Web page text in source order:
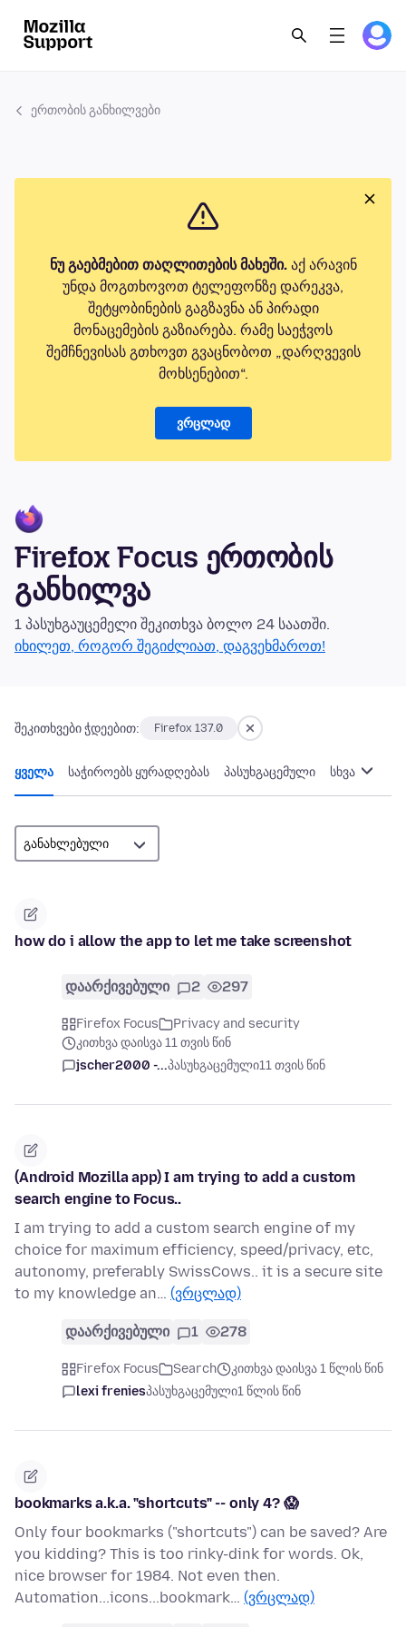
ერთობის განხილვები
ნუ გაებმებით თაღლითების მახეში.აქ არავინ
უნდა მოგთხოვოთ ტელეფონზე დარეკვა,
შეტყობინების გაგზავნა ან პირადი
მონაცემების გაზიარება. რამე საეჭვოს
შემჩნევისას გთხოვთ გვაცნობოთ „დარღვევის
მოხსენებით“.
ვრცლად
Firefox Focus ერთობის
განხილვა
1 პასუხგაუცემელი შეკითხვა ბოლო 24 საათში.
იხილეთ, როგორ შეგიძლიათ, დაგვეხმაროთ!
შეკითხვები ჭდეებით: Firefox 137.0
ყველა საჭიროებს ყურადღებას პასუხგაცემული სხვა
how do i allow the app to let me take screenshot
დაარქივებული 2 297
Firefox Focus
Privacy and security
კითხვა დაისვა 11 თვის წინ
jscher2000 -...პასუხგაცემული11 თვის წინ
(Android Mozilla app) I am trying to add a custom
search engine to Focus..
I am trying to add a custom search engine of my
choice for maximum efficiency, speed/privacy, etc,
autonomy, preferably SwissCows.. it is a secure site
to my knowledge an… (ვრცლად)
დაარქივებული 1 278
Firefox Focus Search
კითხვა დაისვა 1 წლის წინ
lexi freniesპასუხგაცემული1 წლის წინ
bookmarks a.k.a. "shortcuts" -- only 4? 😱
Only four bookmarks ("shortcuts") can be saved? Are
you kidding? This is too rinky-dink for words. Ok,
nice browser for 1984. Not even then.
Automation...icons...bookmark… (ვრცლად)